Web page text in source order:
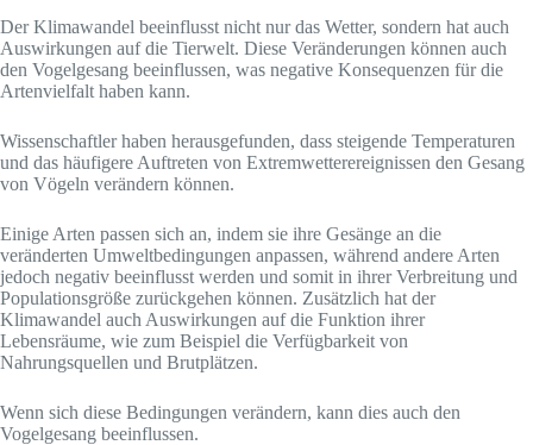
Der Klimawandel beeinflusst nicht nur das Wetter, sondern hat auch
Auswirkungen auf die Tierwelt. Diese Veränderungen können auch
den Vogelgesang beeinflussen, was negative Konsequenzen für die
Artenvielfalt haben kann.
Wissenschaftler haben herausgefunden, dass steigende Temperaturen
und das häufigere Auftreten von Extremwetterereignissen den Gesang
von Vögeln verändern können.
Einige Arten passen sich an, indem sie ihre Gesänge an die
veränderten Umweltbedingungen anpassen, während andere Arten
jedoch negativ beeinflusst werden und somit in ihrer Verbreitung und
Populationsgröße zurückgehen können. Zusätzlich hat der
Klimawandel auch Auswirkungen auf die Funktion ihrer
Lebensräume, wie zum Beispiel die Verfügbarkeit von
Nahrungsquellen und Brutplätzen.
Wenn sich diese Bedingungen verändern, kann dies auch den
Vogelgesang beeinflussen.